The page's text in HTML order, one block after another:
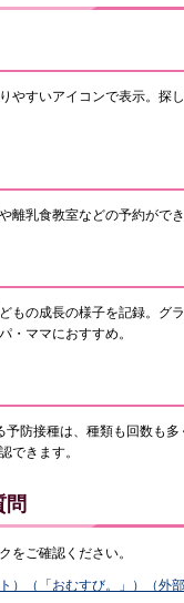
やすいアイコンで表示。探
離乳食教室などの予約ができ
もの成長の様子を記録。グ
・ママにおすすめ。
予防接種は、種類も回数も
できます。
問
をご確認ください。
）（「おむすび。」）（外部